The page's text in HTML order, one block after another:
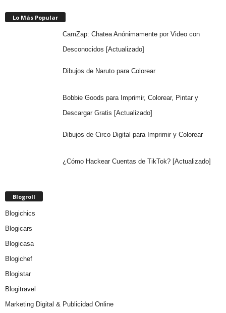
Lo Más Popular
CamZap: Chatea Anónimamente por Video con
Desconocidos [Actualizado]
Dibujos de Naruto para Colorear
Bobbie Goods para Imprimir, Colorear, Pintar y
Descargar Gratis [Actualizado]
Dibujos de Circo Digital para Imprimir y Colorear
¿Cómo Hackear Cuentas de TikTok? [Actualizado]
Blogroll
Blogichics
Blogicars
Blogicasa
Blogichef
Blogistar
Blogitravel
Marketing Digital & Publicidad Online